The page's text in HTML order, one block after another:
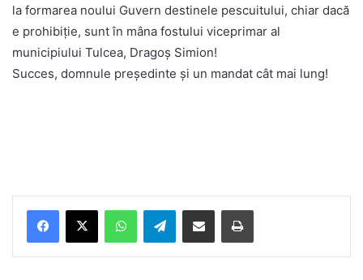
la formarea noului Guvern destinele pescuitului, chiar dacă
e prohibiție, sunt în mâna fostului viceprimar al
municipiului Tulcea, Dragoș Simion!
Succes, domnule președinte și un mandat cât mai lung!
Telegram